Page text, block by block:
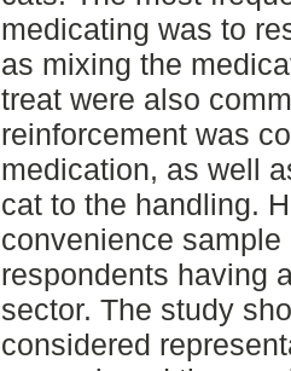
medicating was to
as mixing the
treat were also
reinforcement was
medication, as well
cat to the handling.
convenience
respondents having
sector. The study
considered